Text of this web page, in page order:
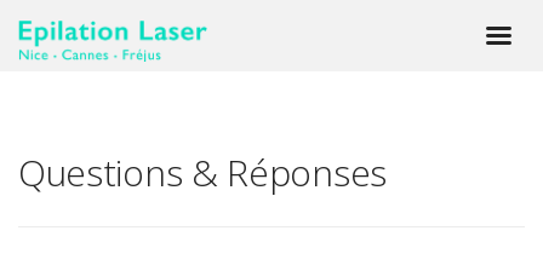
Questions & Réponses